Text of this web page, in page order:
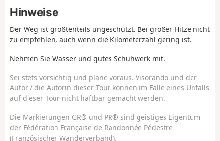
Hinweise
Der Weg ist größtenteils ungeschützt. Bei großer Hitze nicht
zu empfehlen, auch wenn die Kilometerzahl gering ist.
Nehmen Sie Wasser und gutes Schuhwerk mit.
Sei stets vorsichtig und plane voraus. Visorando und der
Autor / die Autorin dieser Tour können im Falle eines Unfalls
auf dieser Tour nicht haftbar gemacht werden.
Die Markierungen GR® und PR® sind geistiges Eigentum
der Fédération Française de Randonnée Pédestre
(Französischer Wanderverband).